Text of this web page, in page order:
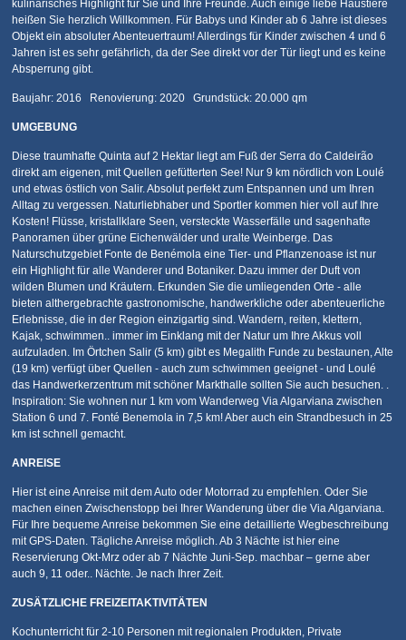
kulinarisches Highlight für Sie und Ihre Freunde. Auch einige liebe Haustiere
heißen Sie herzlich Willkommen. Für Babys und Kinder ab 6 Jahre ist dieses
Objekt ein absoluter Abenteuertraum! Allerdings für Kinder zwischen 4 und 6
Jahren ist es sehr gefährlich, da der See direkt vor der Tür liegt und es keine
Absperrung gibt.
Baujahr: 2016 Renovierung: 2020 Grundstück: 20.000 qm
UMGEBUNG
Diese traumhafte Quinta auf 2 Hektar liegt am Fuß der Serra do Caldeirão
direkt am eigenen, mit Quellen gefütterten See! Nur 9 km nördlich von Loulé
und etwas östlich von Salir. Absolut perfekt zum Entspannen und um Ihren
Alltag zu vergessen. Naturliebhaber und Sportler kommen hier voll auf Ihre
Kosten! Flüsse, kristallklare Seen, versteckte Wasserfälle und sagenhafte
Panoramen über grüne Eichenwälder und uralte Weinberge. Das
Naturschutzgebiet Fonte de Benémola eine Tier- und Pflanzenoase ist nur
ein Highlight für alle Wanderer und Botaniker. Dazu immer der Duft von
wilden Blumen und Kräutern. Erkunden Sie die umliegenden Orte - alle
bieten althergebrachte gastronomische, handwerkliche oder abenteuerliche
Erlebnisse, die in der Region einzigartig sind. Wandern, reiten, klettern,
Kajak, schwimmen.. immer im Einklang mit der Natur um Ihre Akkus voll
aufzuladen. Im Örtchen Salir (5 km) gibt es Megalith Funde zu bestaunen, Alte
(19 km) verfügt über Quellen - auch zum schwimmen geeignet - und Loulé
das Handwerkerzentrum mit schöner Markthalle sollten Sie auch besuchen. .
Inspiration: Sie wohnen nur 1 km vom Wanderweg Via Algarviana zwischen
Station 6 und 7. Fonté Benemola in 7,5 km! Aber auch ein Strandbesuch in 25
km ist schnell gemacht.
ANREISE
Hier ist eine Anreise mit dem Auto oder Motorrad zu empfehlen. Oder Sie
machen einen Zwischenstopp bei Ihrer Wanderung über die Via Algarviana.
Für Ihre bequeme Anreise bekommen Sie eine detaillierte Wegbeschreibung
mit GPS-Daten. Tägliche Anreise möglich. Ab 3 Nächte ist hier eine
Reservierung Okt-Mrz oder ab 7 Nächte Juni-Sep. machbar – gerne aber
auch 9, 11 oder.. Nächte. Je nach Ihrer Zeit.
ZUSÄTZLICHE FREIZEITAKTIVITÄTEN
Kochunterricht für 2-10 Personen mit regionalen Produkten, Private